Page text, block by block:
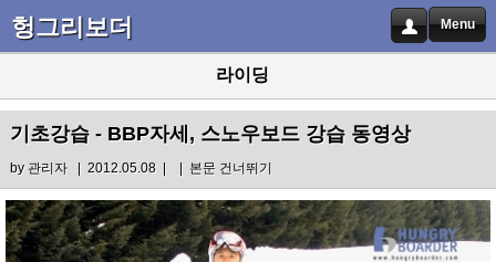
헝그리보더 Menu
라이딩
기초강습 - BBP자세, 스노우보드 강습 동영상
by 관리자| 2012.05.08 | | 본문 건너뛰기